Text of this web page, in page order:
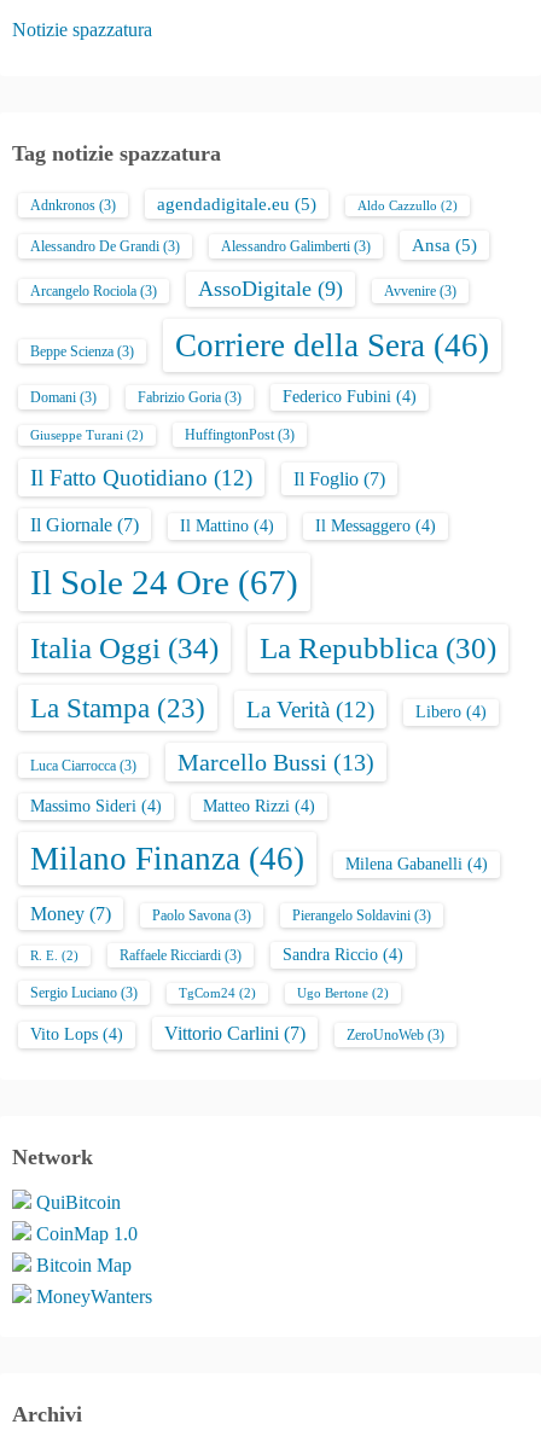
Notizie spazzatura
Tag notizie spazzatura
Adnkronos (3) agendadigitale.eu (5) Aldo Cazzullo (2)
Alessandro De Grandi (3) Alessandro Galimberti (3) Ansa (5)
Arcangelo Rociola (3) AssoDigitale (9) Avvenire (3)
Beppe Scienza (3) Corriere della Sera (46)
Domani (3) Fabrizio Goria (3) Federico Fubini (4)
Giuseppe Turani (2) HuffingtonPost(3)
Il Fatto Quotidiano (12) Il Foglio (7)
Il Giornale (7) Il Mattino (4) Il Messaggero (4)
Il Sole 24 Ore (67)
Italia Oggi (34) La Repubblica (30)
La Stampa (23) La Verità (12) Libero (4)
Luca Ciarrocca (3) Marcello Bussi (13)
Massimo Sideri (4) Matteo Rizzi (4)
Milano Finanza (46) Milena Gabanelli (4)
Money (7) Paolo Savona (3) Pierangelo Soldavini (3)
R. E. (2) Raffaele Ricciardi (3) Sandra Riccio (4)
Sergio Luciano (3) TgCom24 (2) Ugo Bertone (2)
Vito Lops (4) Vittorio Carlini (7) ZeroUnoWeb (3)
Network
QuiBitcoin
CoinMap 1.0
Bitcoin Map
MoneyWanters
Archivi